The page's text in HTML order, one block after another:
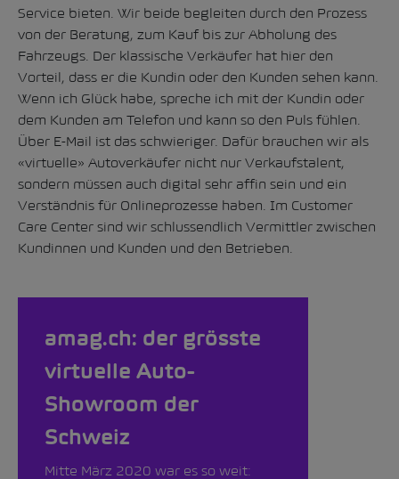
Service bieten. Wir beide begleiten durch den Prozess
von der Beratung, zum Kauf bis zur Abholung des
Fahrzeugs. Der klassische Verkäufer hat hier den
Vorteil, dass er die Kundin oder den Kunden sehen kann.
Wenn ich Glück habe, spreche ich mit der Kundin oder
dem Kunden am Telefon und kann so den Puls fühlen.
Über E-Mail ist das schwieriger. Dafür brauchen wir als
«virtuelle» Autoverkäufer nicht nur Verkaufstalent,
sondern müssen auch digital sehr affin sein und ein
Verständnis für Onlineprozesse haben. Im Customer
Care Center sind wir schlussendlich Vermittler zwischen
Kundinnen und Kunden und den Betrieben.
amag.ch: der grösste
virtuelle Auto-
Showroom der
Schweiz
Mitte März 2020 war es so weit: